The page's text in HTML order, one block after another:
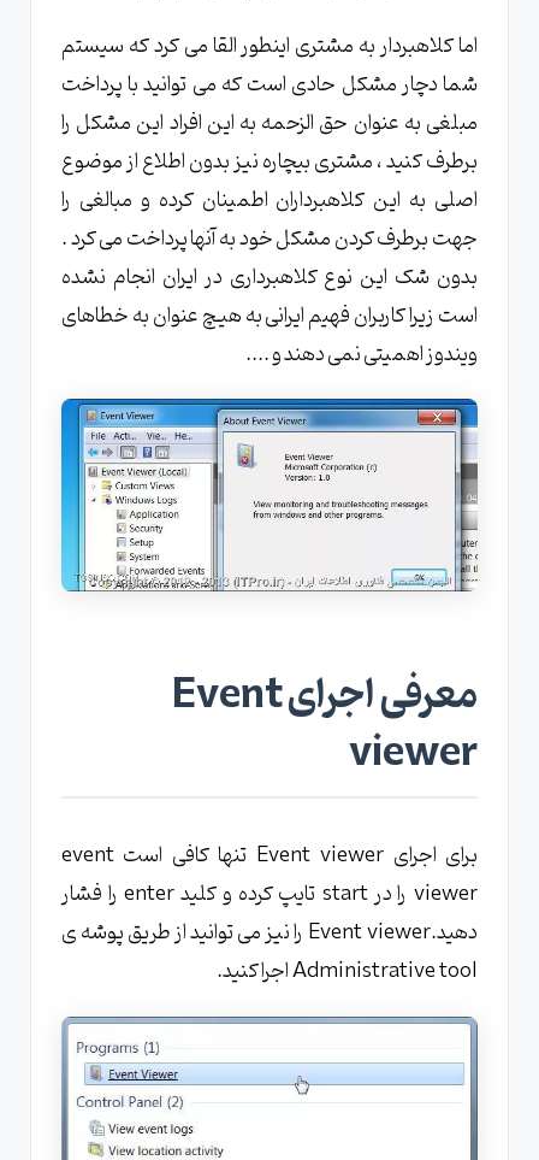
اما کلاهبردار به مشتری اینطور القا می کرد که سیستم
شما دچار مشکل حادی است که می توانید با پرداخت
مبلغی به عنوان حق الزحمه به این افراد این مشکل را
برطرف کنید ، مشتری بیچاره نیز بدون اطلاع از موضوع
اصلی به این کلاهبرداران اطمینان کرده و مبالغی را
جهت برطرف کردن مشکل خود به آنها پرداخت می کرد .
بدون شک این نوع کلاهبرداری در ایران انجام نشده
است زیرا کاربران فهیم ایرانی به هیچ عنوان به خطاهای
ویندوز اهمیتی نمی دهند و ....
معرفی اجرای Event
viewer
برای اجرای Event viewer تنها کافی است event
viewer را در start تایپ کرده و کلید enter را فشار
دهید.Event viewer را نیز می توانید از طریق پوشه ی
Administrative tool اجرا کنید.